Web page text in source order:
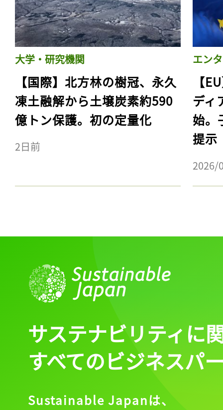
大学・研究機関
【国際】北方林の樹冠、永久
凍土融解から土壌炭素約590
億トン保護。初の定量化
2日前
エン
【
ディ
始。
提示
2026/
サステナビリティに
すべてのビジネスパ
Sustainable Japanは、